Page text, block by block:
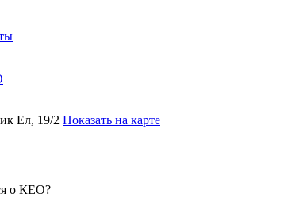
Ел, 19/2 Показать на карте
о КЕО?